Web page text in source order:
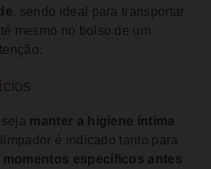
, sendo ideal para transportar
mesmo no bolso de um
manter a higiene íntima
é indicado tanto para
momentos específicos antes